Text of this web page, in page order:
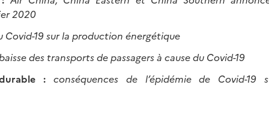
2020
Covid-19 sur la production énergétique
des transports de passagers à cause du Covid-19
: conséquences de l’épidémie de Covid-